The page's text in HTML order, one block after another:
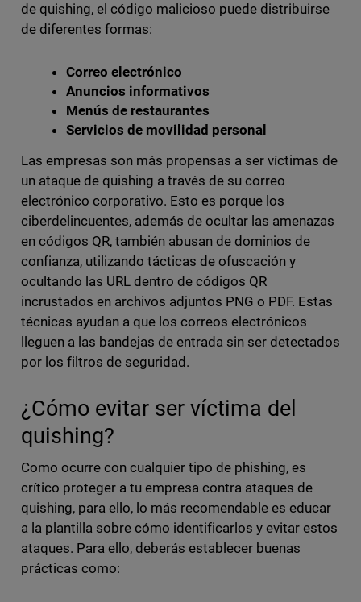
de quishing, el código malicioso puede distribuirse
de diferentes formas:
Correo electrónico
Anuncios informativos
Menús de restaurantes
Servicios de movilidad personal
Las empresas son más propensas a ser víctimas de
un ataque de quishing a través de su correo
electrónico corporativo. Esto es porque los
ciberdelincuentes, además de ocultar las amenazas
en códigos QR, también abusan de dominios de
confianza, utilizando tácticas de ofuscación y
ocultando las URL dentro de códigos QR
incrustados en archivos adjuntos PNG o PDF. Estas
técnicas ayudan a que los correos electrónicos
lleguen a las bandejas de entrada sin ser detectados
por los filtros de seguridad.
¿Cómo evitar ser víctima del
quishing?
Como ocurre con cualquier tipo de phishing, es
crítico proteger a tu empresa contra ataques de
quishing, para ello, lo más recomendable es educar
a la plantilla sobre cómo identificarlos y evitar estos
ataques. Para ello, deberás establecer buenas
prácticas como: